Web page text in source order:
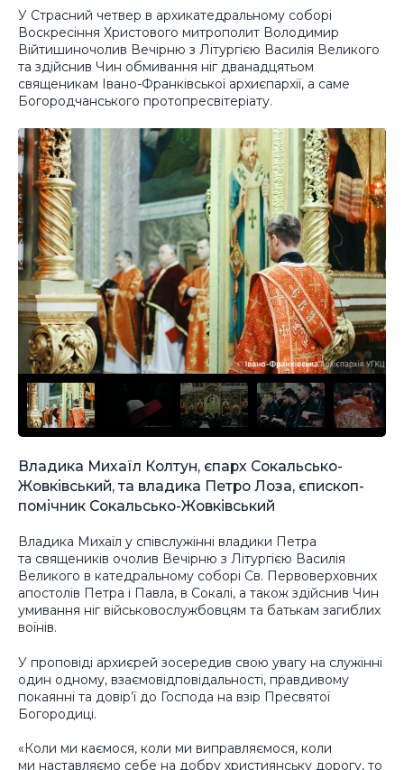
У Страсний четвер в архикатедральному соборі
Воскресіння Христового митрополит Володимир
Війтишиночолив Вечірню з Літургією Василія Великого
та здійснив Чин обмивання ніг дванадцятьом
священикам Івано-Франківської архиєпархії, а саме
Богородчанського протопресвітеріату.
Владика Михаїл Колтун, єпарх Сокальсько-
Жовківський, та владика Петро Лоза, єпископ-
помічник Сокальсько-Жовківський
Владика Михаїл у співслужінні владики Петра
та священиків очолив Вечірню з Літургією Василія
Великого в катедральному соборі Св. Первоверховних
апостолів Петра і Павла, в Сокалі, а також здійснив Чин
умивання ніг військовослужбовцям та батькам загиблих
воїнів.
У проповіді архиєрей зосередив свою увагу на служінні
один одному, взаємовідповідальності, правдивому
покаянні та довір’ї до Господа на взір Пресвятої
Богородиці.
«Коли ми каємося, коли ми виправляємося, коли
ми наставляємо себе на добру християнську дорогу, то